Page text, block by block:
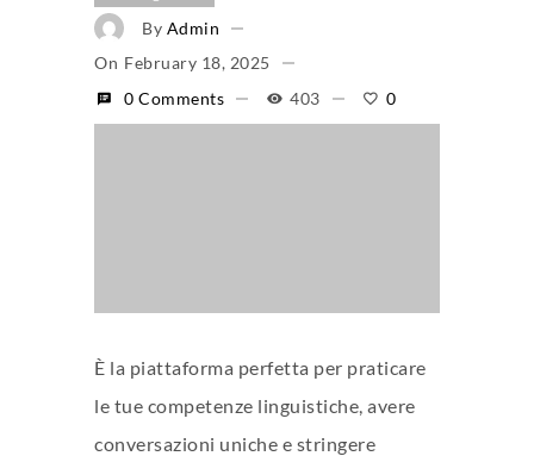
By Admin
On February 18, 2025
0 Comments
403 0
È la piattaforma perfetta per praticare
le tue competenze linguistiche, avere
conversazioni uniche e stringere